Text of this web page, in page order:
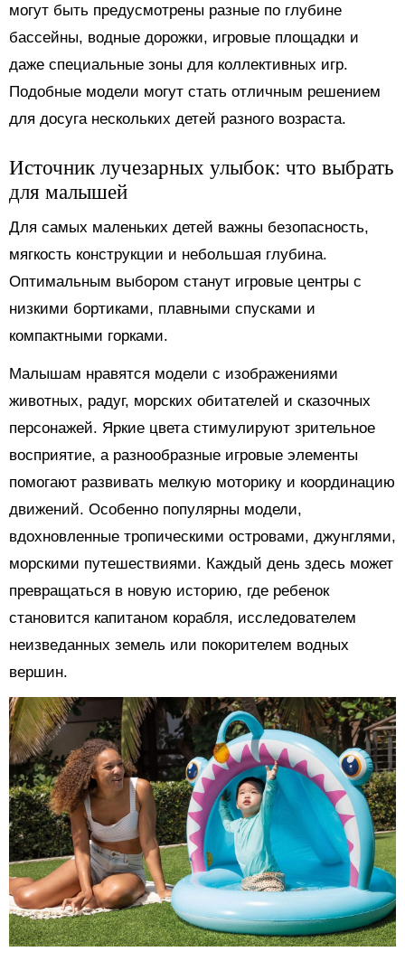
могут быть предусмотрены разные по глубине
бассейны, водные дорожки, игровые площадки и
даже специальные зоны для коллективных игр.
Подобные модели могут стать отличным решением
для досуга нескольких детей разного возраста.
Источник лучезарных улыбок: что выбрать
для малышей
Для самых маленьких детей важны безопасность,
мягкость конструкции и небольшая глубина.
Оптимальным выбором станут игровые центры с
низкими бортиками, плавными спусками и
компактными горками.
Малышам нравятся модели с изображениями
животных, радуг, морских обитателей и сказочных
персонажей. Яркие цвета стимулируют зрительное
восприятие, а разнообразные игровые элементы
помогают развивать мелкую моторику и координацию
движений. Особенно популярны модели,
вдохновленные тропическими островами, джунглями,
морскими путешествиями. Каждый день здесь может
превращаться в новую историю, где ребенок
становится капитаном корабля, исследователем
неизведанных земель или покорителем водных
вершин.